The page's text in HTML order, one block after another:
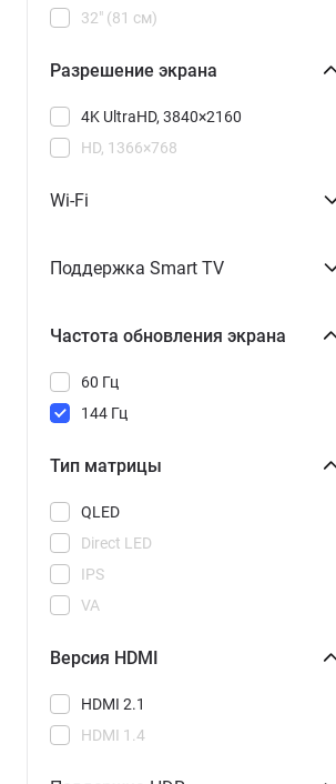
32" (81 см)
50" (127 см)
Разрешение экрана
4K UltraHD, 3840×2160
HD, 1366×768
Wi-Fi
Поддержка Smart TV
Частота обновления экрана
60 Гц
144 Гц
Тип матрицы
Direct LED
IPS
QLED
VA
Версия HDMI
HDMI 1.4
HDMI 2.1